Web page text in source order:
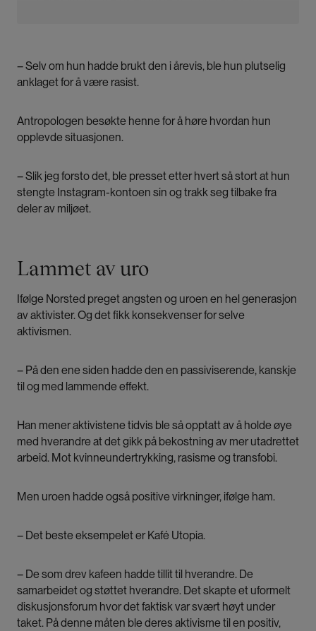
– Selv om hun hadde brukt den i årevis, ble hun plutselig
anklaget for å være rasist.
Antropologen besøkte henne for å høre hvordan hun
opplevde situasjonen.
– Slik jeg forsto det, ble presset etter hvert så stort at hun
stengte Instagram-kontoen sin og trakk seg tilbake fra
deler av miljøet.
Lammet av uro
Ifølge Norsted preget angsten og uroen en hel generasjon
av aktivister. Og det fikk konsekvenser for selve
aktivismen.
– På den ene siden hadde den en passiviserende, kanskje
til og med lammende effekt.
Han mener aktivistene tidvis ble så opptatt av å holde øye
med hverandre at det gikk på bekostning av mer utadrettet
arbeid. Mot kvinneundertrykking, rasisme og transfobi.
Men uroen hadde også positive virkninger, ifølge ham.
– Det beste eksempelet er Kafé Utopia.
– De som drev kafeen hadde tillit til hverandre. De
samarbeidet og støttet hverandre. Det skapte et uformelt
diskusjonsforum hvor det faktisk var svært høyt under
taket. På denne måten ble deres aktivisme til en positiv,